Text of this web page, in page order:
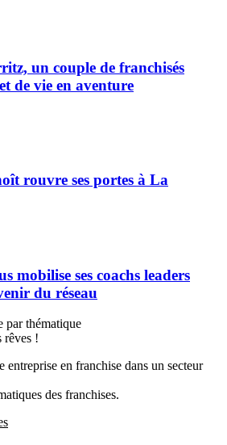
un couple de franchisés
de vie en aventure
rouvre ses portes à La
mobilise ses coachs leaders
du réseau
par thématique
rêves !
entreprise en franchise dans un secteur
des franchises.